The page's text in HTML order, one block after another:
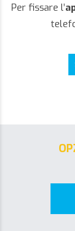
Per fissare l’